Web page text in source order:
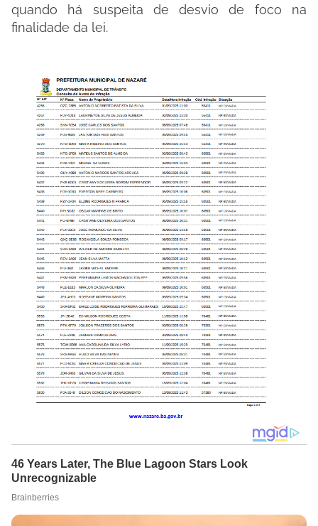
quando há suspeita de desvio de foco na
finalidade da lei.